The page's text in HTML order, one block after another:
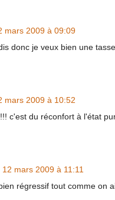
mars 2009 à 09:09
donc je veux bien une
mars 2009 à 10:52
c'est du réconfort à l'état
12 mars 2009 à 11:11
régressif tout comme on